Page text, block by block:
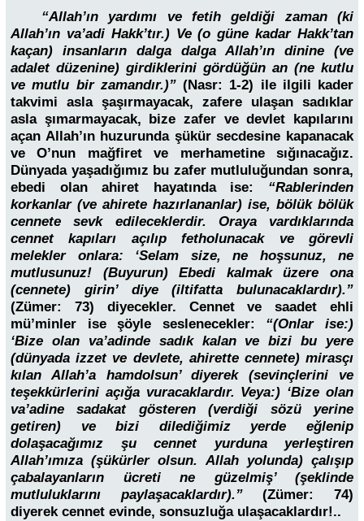
“Allah’ın yardımı ve fetih geldiği zaman (ki
Allah’ın va’adi Hakk’tır.) Ve (o güne kadar Hakk’tan
kaçan) insanların dalga dalga Allah’ın dinine (ve
adalet düzenine) girdiklerini gördüğün an (ne kutlu
ve mutlu bir zamandır.)” (Nasr: 1-2) ile ilgili kader
takvimi asla şaşırmayacak, zafere ulaşan sadıklar
asla şımarmayacak, bize zafer ve devlet kapılarını
açan Allah’ın huzurunda şükür secdesine kapanacak
ve O’nun mağfiret ve merhametine sığınacağız.
Dünyada yaşadığımız bu zafer mutluluğundan sonra,
ebedi olan ahiret hayatında ise: “Rablerinden
korkanlar (ve ahirete hazırlananlar) ise, bölük bölük
cennete sevk edileceklerdir. Oraya vardıklarında
cennet kapıları açılıp fetholunacak ve görevli
melekler onlara: ‘Selam size, ne hoşsunuz, ne
mutlusunuz! (Buyurun) Ebedi kalmak üzere ona
(cennete) girin’ diye (iltifatta bulunacaklardır).”
(Zümer: 73) diyecekler. Cennet ve saadet ehli
mü’minler ise şöyle seslenecekler: “(Onlar ise:)
‘Bize olan va’adinde sadık kalan ve bizi bu yere
(dünyada izzet ve devlete, ahirette cennete) mirasçı
kılan Allah’a hamdolsun’ diyerek (sevinçlerini ve
teşekkürlerini açığa vuracaklardır. Veya:) ‘Bize olan
va’adine sadakat gösteren (verdiği sözü yerine
getiren) ve bizi dilediğimiz yerde eğlenip
dolaşacağımız şu cennet yurduna yerleştiren
Allah’ımıza (şükürler olsun. Allah yolunda) çalışıp
çabalayanların ücreti ne güzelmiş’ (şeklinde
mutluluklarını paylaşacaklardır).”(Zümer: 74)
diyerek cennet evinde, sonsuzluğa ulaşacaklardır!..